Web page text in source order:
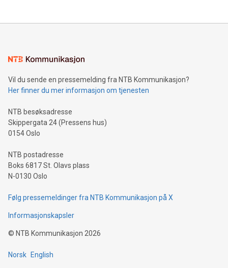
Vil du sende en pressemelding fra NTB Kommunikasjon?
Her finner du mer informasjon om tjenesten
NTB besøksadresse
Skippergata 24 (Pressens hus)
0154 Oslo
NTB postadresse
Boks 6817 St. Olavs plass
N-0130 Oslo
Følg pressemeldinger fra NTB Kommunikasjon på X
Informasjonskapsler
© NTB Kommunikasjon 2026
Norsk English